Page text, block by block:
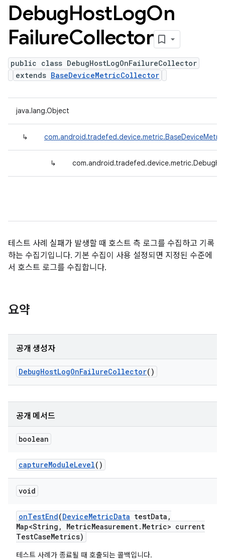
DebugHostLogOn
FailureCollector
public class DebugHostLogOnFailureCollector
extends BaseDeviceMetricCollector
java.lang.Object
↳
↳
테스트 사례 실패가 발생할 때 호스트 측 로그를 수집하고 기록
하는 수집기입니다. 기본 수집이 사용 설정되면 지정된 수준에
서 호스트 로그를 수집합니다.
요약
공개 생성자
DebugHostLogOnFailureCollector()
공개 메서드
boolean
captureModuleLevel()
void
onTestEnd(DeviceMetricData testData ,
Map<String , MetricMeasurement. Metric> current
TestCaseMetrics)
테스트 사례가 종료될 때 호출되는 콜백입니다.